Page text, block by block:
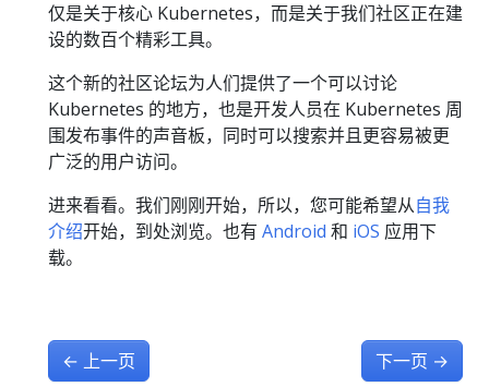
仅是关于核心 Kubernetes，而是关于我们社区正在建
设的数百个精彩工具。
这个新的社区论坛为人们提供了一个可以讨论
Kubernetes 的地方，也是开发人员在 Kubernetes 周
围发布事件的声音板，同时可以搜索并且更容易被更
广泛的用户访问。
进来看看。我们刚刚开始，所以，您可能希望从自我
介绍开始，到处浏览。也有 Android 和 iOS 应用下
载。
← 上一页 下一页 →